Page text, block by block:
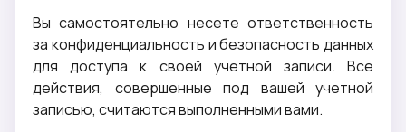
Вы самостоятельно несете ответственность
за конфиденциальность и безопасность данных
для доступа к своей учетной записи. Все
действия, совершенные под вашей учетной
записью, считаются выполненными вами.